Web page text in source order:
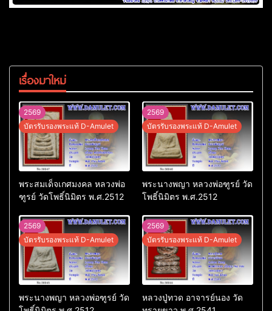
เรื่องมาใหม่
2569
บัตรรับรองพระแท้ D-Amulet
พระสมเด็จเกศมงคล หลวงพ่อ
ฑูรย์ วัดโพธิ์นิมิตร พ.ศ.2512
2569
บัตรรับรองพระแท้ D-Amulet
พระนางพญา หลวงพ่อฑูรย์ วัด
โพธิ์นิมิตร พ.ศ.2512
2569
บัตรรับรองพระแท้ D-Amulet
พระนางพญา หลวงพ่อฑูรย์ วัด
2569
บัตรรับรองพระแท้ D-Amulet
หลวงปู่ทวด อาจารย์นอง วัด